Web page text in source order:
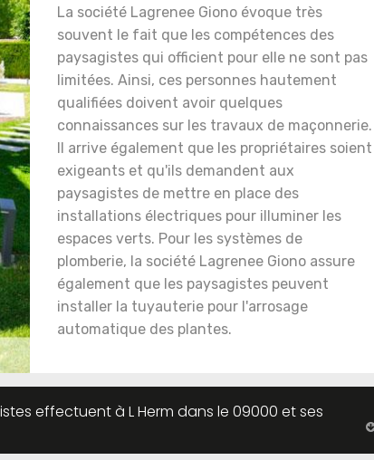
La société Lagrenee Giono évoque très
souvent le fait que les compétences des
paysagistes qui officient pour elle ne sont pas
limitées. Ainsi, ces personnes hautement
qualifiées doivent avoir quelques
connaissances sur les travaux de maçonnerie.
Il arrive également que les propriétaires soient
exigeants et qu'ils demandent aux
paysagistes de mettre en place des
installations électriques pour illuminer les
espaces verts. Pour les systèmes de
plomberie, la société Lagrenee Giono assure
également que les paysagistes peuvent
installer la tuyauterie pour l'arrosage
automatique des plantes.
effectuent à L Herm dans le 09000 et ses